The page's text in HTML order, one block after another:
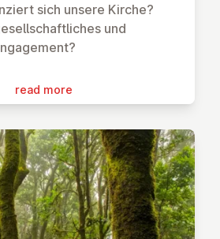
sich unsere Kirche?
und
read more